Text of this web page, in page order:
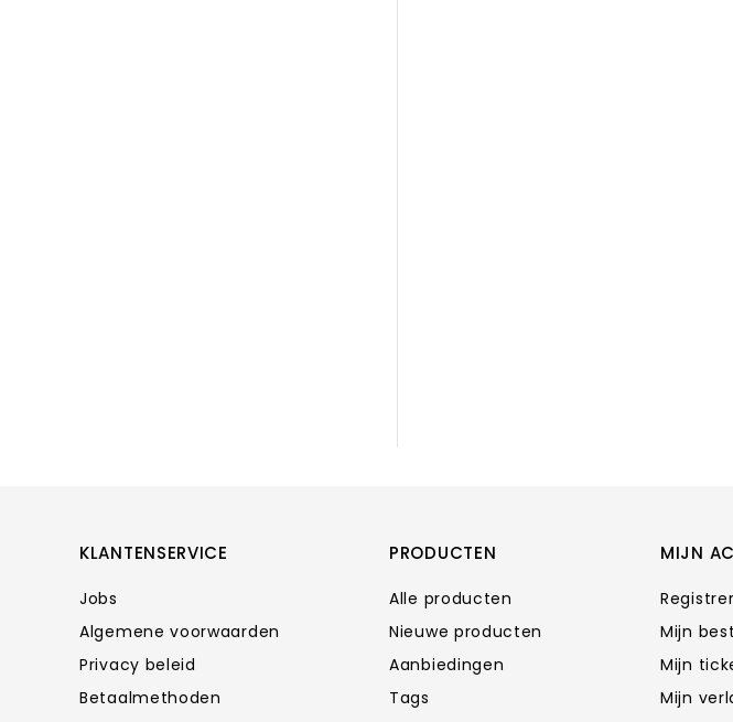
KLANTENSERVICE
Jobs
Algemene voorwaarden
Privacy beleid
Betaalmethoden
PRODUCTEN
Alle producten
Nieuwe producten
Aanbiedingen
Tags
MIJN
Mijn
Mijn
Mijn